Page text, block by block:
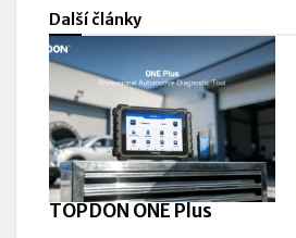
Další články
TOPDON ONE Plus